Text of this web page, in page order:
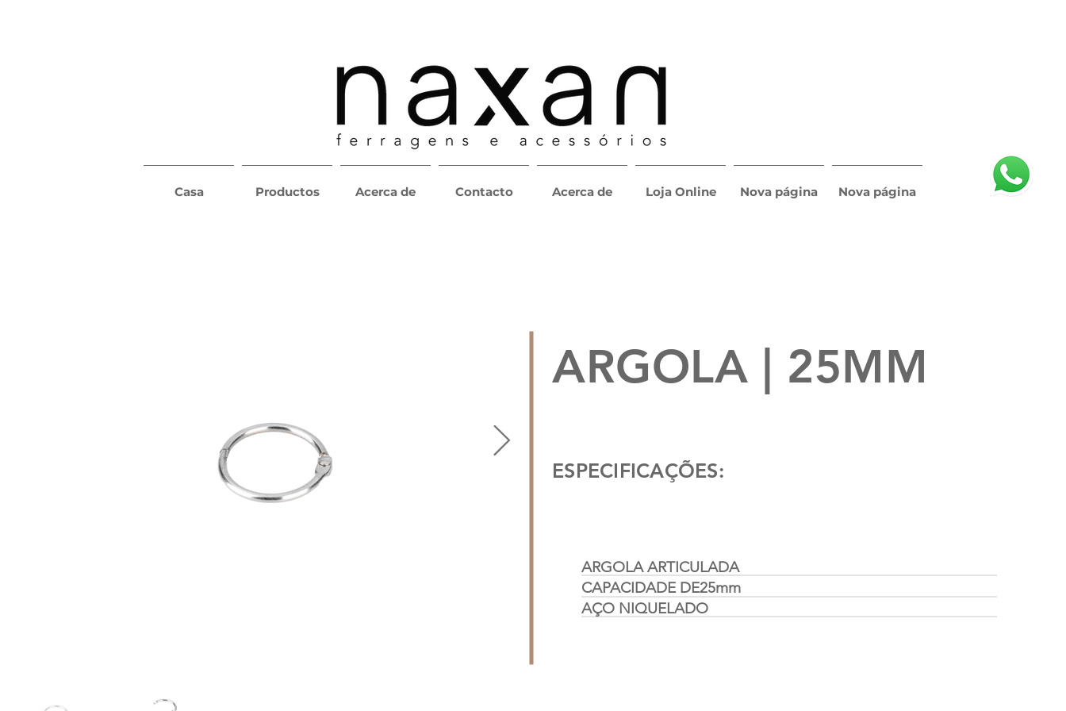
Casa Productos Acerca de Contacto Acerca de Loja Online Nova página Nova página
ARGOLA | 25MM
ESPECIFICAÇÕES:
ARGOLA ARTICULADA
CAPACIDADE DE25mm
AÇO NIQUELADO